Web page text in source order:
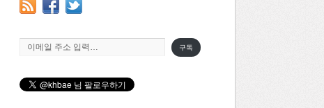
이메일 주소 입력…
구독